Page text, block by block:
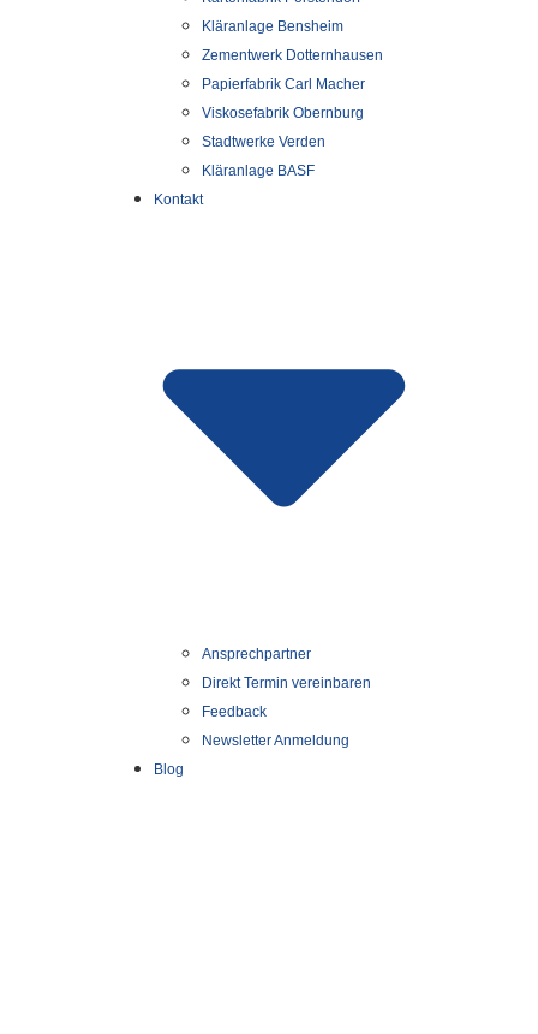
Kläranlage Bensheim
Zementwerk Dotternhausen
Papierfabrik Carl Macher
Viskosefabrik Obernburg
Stadtwerke Verden
Kläranlage BASF
Kontakt
Ansprechpartner
Direkt Termin vereinbaren
Feedback
Newsletter Anmeldung
Blog